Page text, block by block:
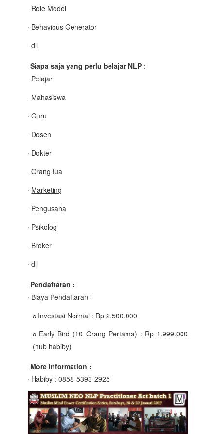
· Role Model
· Behavious Generator
·dll
Siapa saja yang perlu belajar NLP :
· Pelajar
· Mahasiswa
·Guru
· Dosen
· Dokter
·Orang tua
· Marketing
· Pengusaha
· Psikolog
· Broker
·dll
Pendaftaran :
· Biaya Pendaftaran :
o Investasi Normal : Rp 2.500.000
o Early Bird (10 Orang Pertama) : Rp 1.999.000
(hub habiby)
More Information :
· Habiby : 0858-5393-2925